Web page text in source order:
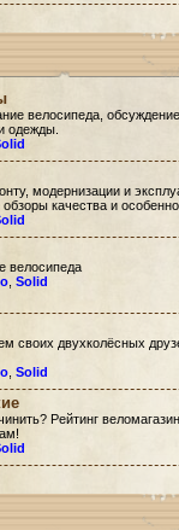
велосипеда, обсуждение
одежды.
модернизации и
качества и
велосипеда
Solid
своих двухколёсных
Solid
Рейтинг